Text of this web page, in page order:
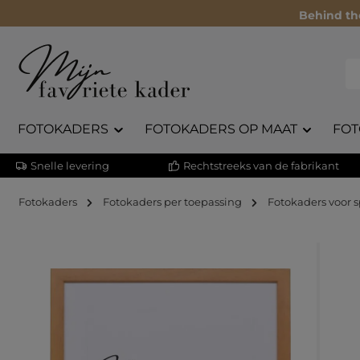
Behind
FOTOKADERS FOTOKADERS OP MAAT
Snelle levering Rechtstreeks van de fabrikant
Fotokaders Fotokaders per toepassing Fotokaders voor